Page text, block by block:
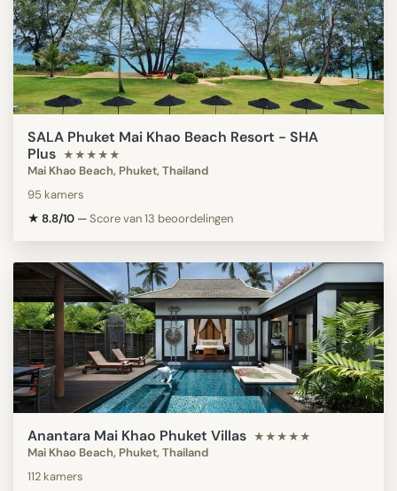
SALA Phuket Mai Khao Beach Resort - SHA
Plus ★★★★★
Mai Khao Beach, Phuket, Thailand
95 kamers
★ 8.8/10 —Score van 13 beoordelingen
Anantara Mai Khao Phuket Villas ★★★★★
Mai Khao Beach, Phuket, Thailand
112 kamers